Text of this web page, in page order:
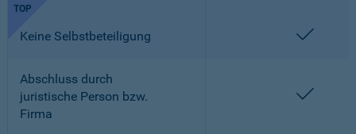
TOP
Keine Selbstbeteiligung
Abschluss durch
juristische Person bzw.
Firma